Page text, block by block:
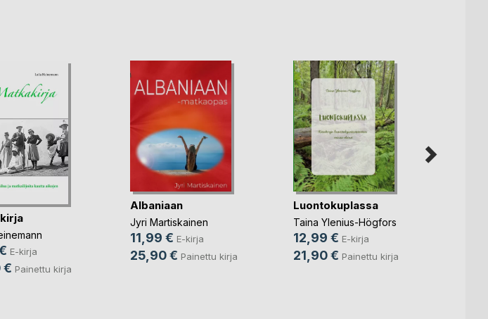
E-kirja
€ Painettu kirja
Albaniaan
Jyri Martiskainen
11,99 € E-kirja
25,90 € Painettu kirja
Luontokuplassa
Taina Ylenius-Högfors
12,99 € E-kirja
21,90 € Painettu kirja